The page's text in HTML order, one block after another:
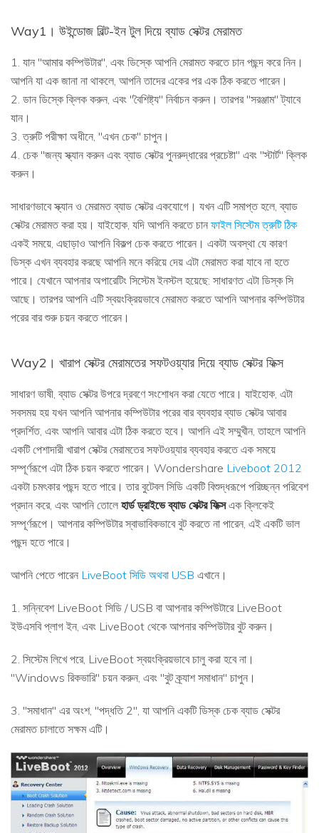
Way1। উইন্ডোজ বিল্ট-ইন টুল দিয়ে ব্যাড সেক্টর মেরামত
1. যান "আমার কম্পিউটার", এবং ডিস্কে আপনি মেরামত করতে চান পছন্দ করে নিন।
আপনি যা এক জানা না থাকলে, আপনি তাদের একের পর এক ঠিক করতে পারেন।
2. ডান ডিস্কে ক্লিক করুন, এবং "বৈশিষ্ট্য" নির্বাচন করুন। তারপর "সরঞ্জাম" ট্যাবে
যান।
3. ত্রুটি পরীক্ষা অধীনে, "এখন চেক" চাপুন।
4. চেক "জন্য স্ক্যান করুন এবং ব্যাড সেক্টর পুনরুদ্ধারের প্রচেষ্টা" এবং "স্টার্ট" ক্লিক
করুন।
সাধারণভাবে স্ক্যান ও মেরামত ব্যাড সেক্টর একযোগে। যখন এটি সমাপ্ত হলে, ব্যাড
সেক্টর মেরামত করা হয়। যাইহোক, যদি আপনি করতে চান ফাইল সিস্টেম ত্রুটি ঠিক
একই সময়ে, এছাড়াও আপনি বিকল্প চেক করতে পারেন। একটা অবস্থা যে কারণ
ডিস্ক এখন ব্যবহার করছে আপনি মনে করিয়ে দেয় এটা মেরামত করা যাবে না হতে
পারে। যেখানে আপনার অপারেটিং সিস্টেম ইনস্টল হয়েছে: সাধারণত এটা ডিস্ক সি
আছে। তারপর আপনি এটি স্বয়ংক্রিয়ভাবে মেরামত করতে আপনি আপনার কম্পিউটার
পরের বার শুরু চয়ন করতে পারেন।
Way2। খারাপ সেক্টর মেরামতের সফটওয়্যার দিয়ে ব্যাড সেক্টর ফিক্স
সাধারণ ভাষী, ব্যাড সেক্টর উপরে দ্রবণে সংশোধন করা যেতে পারে। যাইহোক, এটা
সবসময় হয় যখন আপনি আপনার কম্পিউটার পরের বার ব্যবহার ব্যাড সেক্টর আবার
প্রদর্শিত, এবং আপনি আবার এটা ঠিক করতে হবে। আপনি এই সম্মুখীন, তাহলে আপনি
একটি পেশাদারী খারাপ সেক্টর মেরামতের সফটওয়্যার ব্যবহার করতে এক সময়ে
সম্পূর্ণরূপে এটা ঠিক চয়ন করতে পারেন। Wondershare Liveboot 2012
একটা চমৎকার পছন্দ হতে পারে। তার বুটেবল সিডি একটি বিশুদ্ধরূপে পরিচ্ছন্ন পরিবেশ
প্রদান করে, এবং আপনি তোলে হার্ড ড্রাইভে ব্যাড সেক্টর ফিক্সএক ক্লিকেই
সম্পূর্ণরূপে। আপনার কম্পিউটার স্বাভাবিকভাবে বুট করতে না পারেন, এই একটি ভাল
পছন্দ হতে পারে।
আপনি পেতে পারেন LiveBoot সিডি অথবা USB এখানে।
1. সন্নিবেশ LiveBoot সিডি / USB বা আপনার কম্পিউটারে LiveBoot
ইউএসবি প্লাগ ইন, এবং LiveBoot থেকে আপনার কম্পিউটার বুট করুন।
2. সিস্টেম লিখে পরে, LiveBoot স্বয়ংক্রিয়ভাবে চালু করা হবে না।
"Windows রিকভারি" চয়ন করুন, এবং "বুট ক্র্যাশ সমাধান" চাপুন।
3. "সমাধান" এর অংশ, "পদ্ধতি 2", যা আপনি একটি ডিস্ক চেক ব্যাড সেক্টর
মেরামত চালাতে সক্ষম এটি।